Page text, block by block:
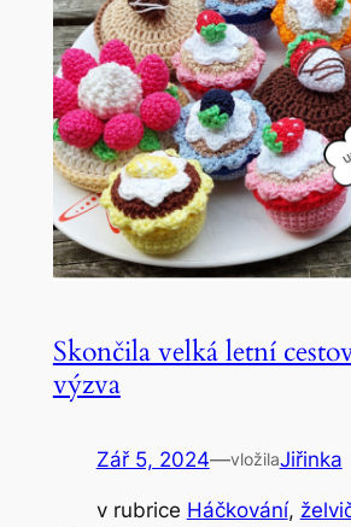
Skončila velká letní
výzva
Zář 5, 2024—vložilaJiřinka
v rubrice Háčkování,